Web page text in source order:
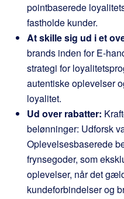
pointbaserede
fastholde kunder.
At skille sig ud i et
brands inden for E-
strategi for
autentiske oplevelser
loyalitet.
Ud over rabatter:
belønninger: Udforsk
Oplevelsesbaserede
frynsegoder, som
oplevelser, når det
kundeforbindelser og